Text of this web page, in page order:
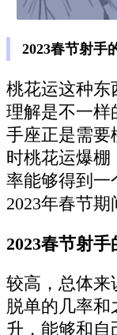
2023春节射手
桃花运这种东
理解是不一样
手座正是需要
时桃花运爆棚
率能够得到一
2023年春节期
2023春节射
较高，总体来
脱单的几率和
升，能够和自